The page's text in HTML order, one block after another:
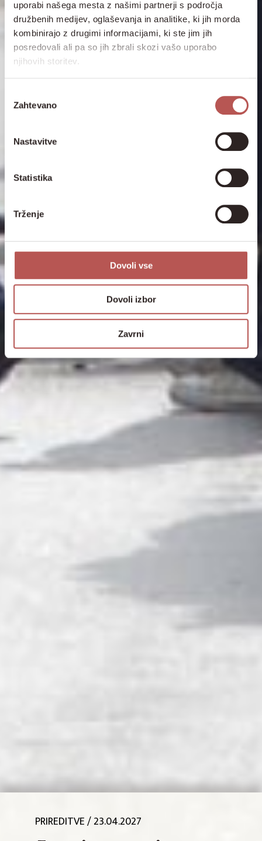
uporabi našega mesta z našimi partnerji s področja
družbenih medijev, oglaševanja in analitike, ki jih morda
kombinirajo z drugimi informacijami, ki ste jim jih
posredovali ali pa so jih zbrali skozi vašo uporabo
njihovih storitev.
soglasja
Zahtevano
Nastavitve
Statistika
Trženje
Dovoli vse
Dovoli izbor
Zavrni
PRIREDITVE/ 23.04.2027